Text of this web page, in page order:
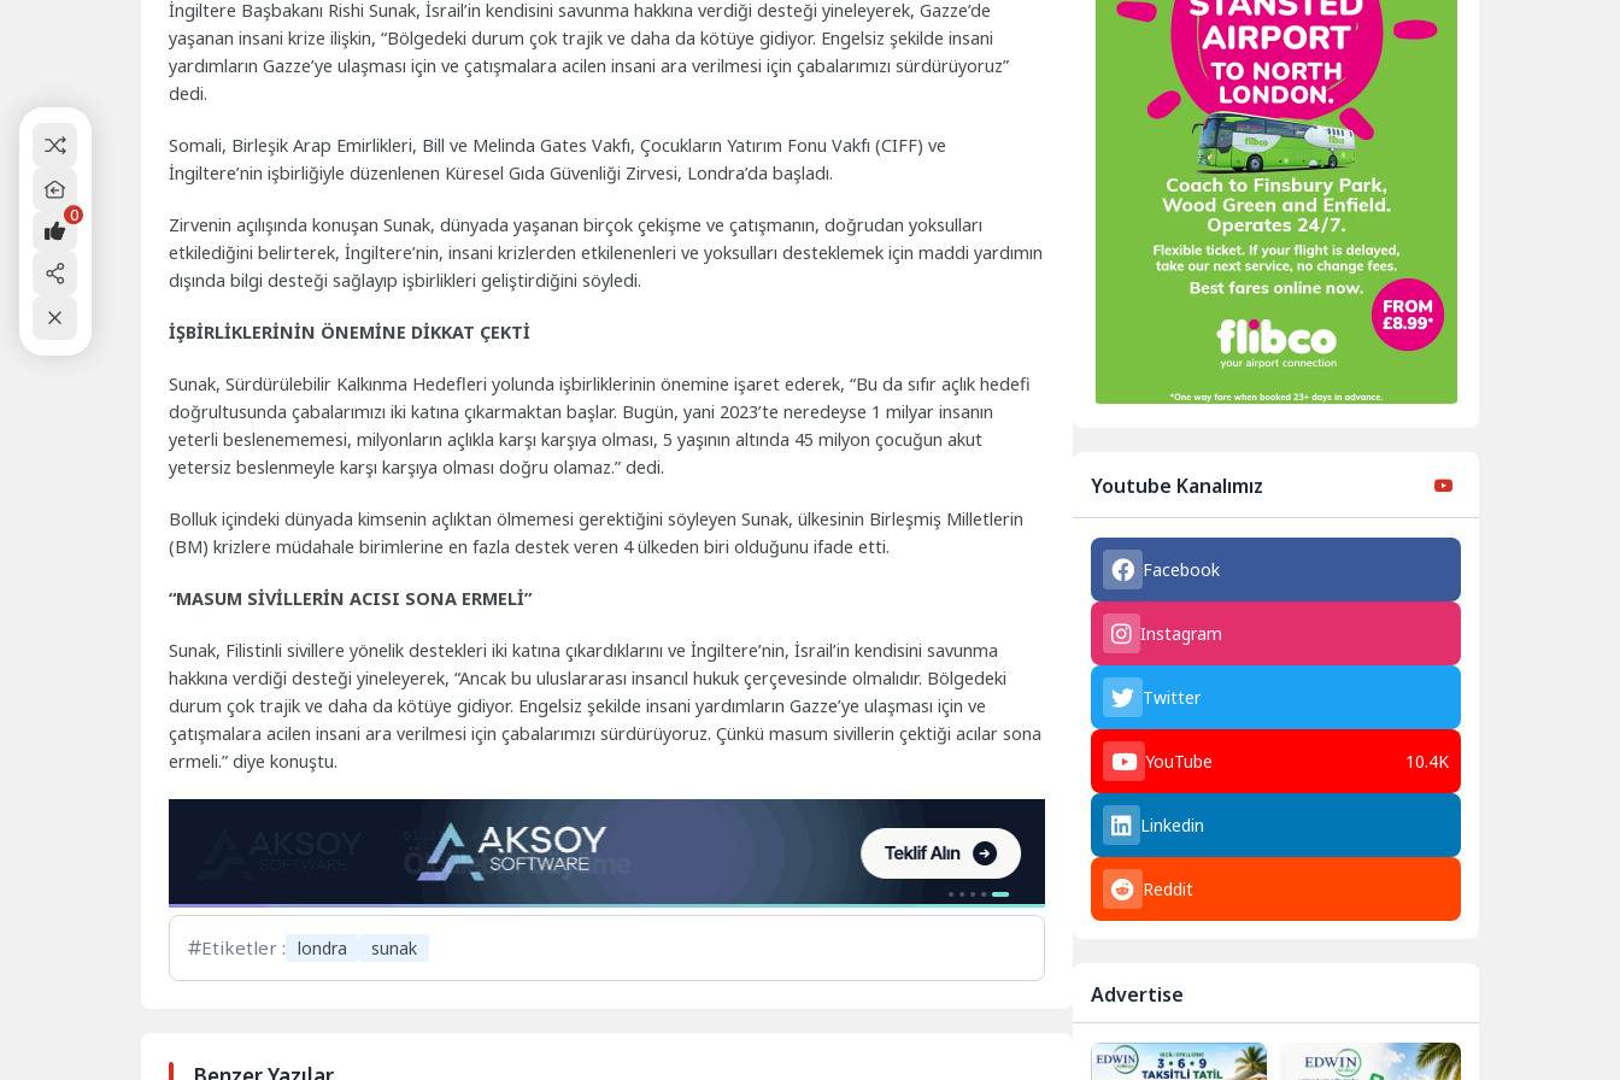
İngiltere Başbakanı Rishi Sunak, İsrail’in kendisini savunma hakkına verdiği desteği yineleyerek, Gazze’de
yaşanan insani krize ilişkin, “Bölgedeki durum çok trajik ve daha da kötüye gidiyor. Engelsiz şekilde insani
yardımların Gazze’ye ulaşması için ve çatışmalara acilen insani ara verilmesi için çabalarımızı sürdürüyoruz”
dedi.
Somali, Birleşik Arap Emirlikleri, Bill ve Melinda Gates Vakfı, Çocukların Yatırım Fonu Vakfı (CIFF) ve
İngiltere’nin işbirliğiyle düzenlenen Küresel Gıda Güvenliği Zirvesi, Londra’da başladı.
Zirvenin açılışında konuşan Sunak, dünyada yaşanan birçok çekişme ve çatışmanın, doğrudan yoksulları
etkilediğini belirterek, İngiltere’nin, insani krizlerden etkilenenleri ve yoksulları desteklemek için maddi yardımın
dışında bilgi desteği sağlayıp işbirlikleri geliştirdiğini söyledi.
İŞBİRLİKLERİNİN ÖNEMİNE DİKKAT ÇEKTİ
Sunak, Sürdürülebilir Kalkınma Hedefleri yolunda işbirliklerinin önemine işaret ederek, “Bu da sıfır açlık hedefi
doğrultusunda çabalarımızı iki katına çıkarmaktan başlar. Bugün, yani 2023’te neredeyse 1 milyar insanın
yeterli beslenememesi, milyonların açlıkla karşı karşıya olması, 5 yaşının altında 45 milyon çocuğun akut
yetersiz beslenmeyle karşı karşıya olması doğru olamaz.” dedi.
Bolluk içindeki dünyada kimsenin açlıktan ölmemesi gerektiğini söyleyen Sunak, ülkesinin Birleşmiş Milletlerin
(BM) krizlere müdahale birimlerine en fazla destek veren 4 ülkeden biri olduğunu ifade etti.
“MASUM SİVİLLERİN ACISI SONA ERMELİ”
Sunak, Filistinli sivillere yönelik destekleri iki katına çıkardıklarını ve İngiltere’nin, İsrail’in kendisini savunma
hakkına verdiği desteği yineleyerek, “Ancak bu uluslararası insancıl hukuk çerçevesinde olmalıdır. Bölgedeki
durum çok trajik ve daha da kötüye gidiyor. Engelsiz şekilde insani yardımların Gazze’ye ulaşması için ve
çatışmalara acilen insani ara verilmesi için çabalarımızı sürdürüyoruz. Çünkü masum sivillerin çektiği acılar sona
ermeli.” diye konuştu.
Etiketler : londra sunak
Youtube Kanalımız
Facebook
Instagram
Twitter
YouTube 10.4K
Linkedin
Reddit
Advertise
0